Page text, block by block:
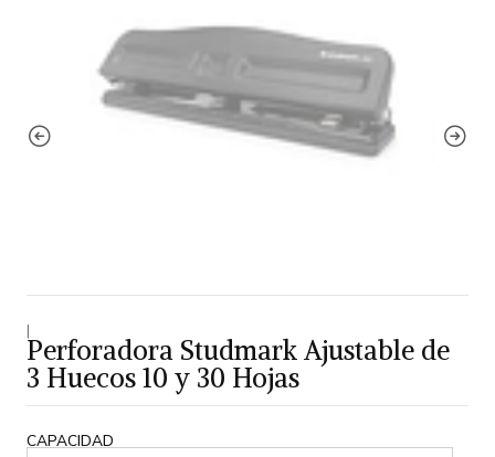
|
Perforadora Studmark Ajustable de
3 Huecos 10 y 30 Hojas
CAPACIDAD